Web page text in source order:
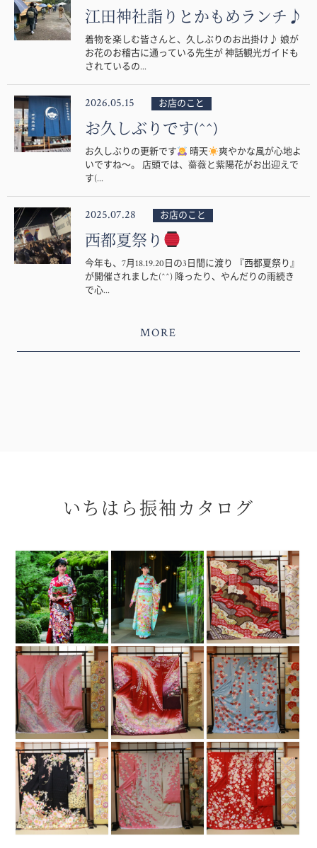
江田神社詣りとかもめランチ♪
着物を楽しむ皆さんと、久しぶりのお出掛け♪ 娘が
お花のお稽古に通っている先生が 神話観光ガイドも
されているの...
2026.05.15 お店のこと
お久しぶりです(^^)
お久しぶりの更新です 晴天
爽やかな風が心地よ
いですね〜。 店頭では、薔薇と紫陽花がお出迎えで
す(...
2025.07.28 お店のこと
西都夏祭り
今年も、7月18.19.20日の3日間に渡り 『西都夏祭り』
が開催されました(^^) 降ったり、やんだりの雨続き
で心...
MORE
いちはら振袖カタログ